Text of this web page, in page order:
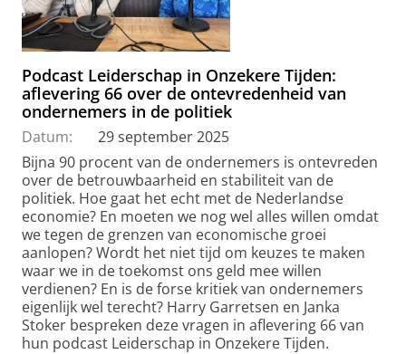
Podcast Leiderschap in Onzekere Tijden:
aflevering 66 over de ontevredenheid van
ondernemers in de politiek
Datum:
29 september 2025
Bijna 90 procent van de ondernemers is ontevreden
over de betrouwbaarheid en stabiliteit van de
politiek. Hoe gaat het echt met de Nederlandse
economie? En moeten we nog wel alles willen omdat
we tegen de grenzen van economische groei
aanlopen? Wordt het niet tijd om keuzes te maken
waar we in de toekomst ons geld mee willen
verdienen? En is de forse kritiek van ondernemers
eigenlijk wel terecht? Harry Garretsen en Janka
Stoker bespreken deze vragen in aflevering 66 van
hun podcast Leiderschap in Onzekere Tijden.